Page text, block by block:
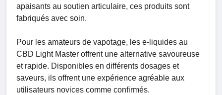
apaisants au soutien articulaire, ces produits sont
fabriqués avec soin.
Pour les amateurs de vapotage, les e-liquides au
CBD Light Master offrent une alternative savoureuse
et rapide. Disponibles en différents dosages et
saveurs, ils offrent une expérience agréable aux
utilisateurs novices comme confirmés.